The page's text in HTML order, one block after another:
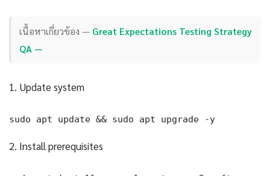
เนื้อหาเกี่ยวข้อง — Great Expectations Testing Strategy
QA —
1. Update system
sudo apt update && sudo apt upgrade -y
2. Install prerequisites